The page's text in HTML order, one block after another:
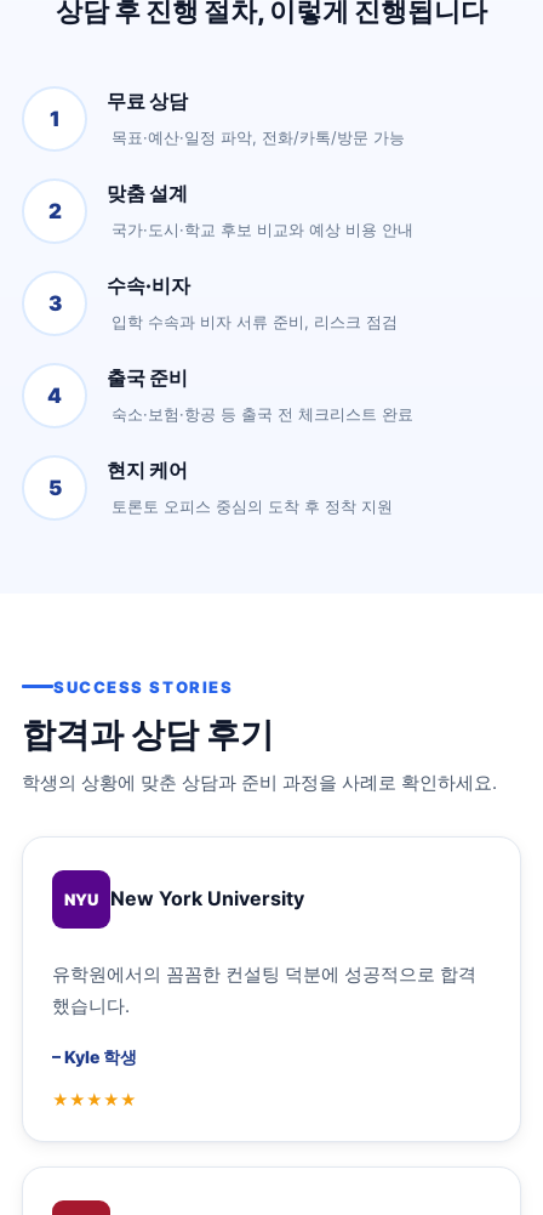
상담 후 진행 절차, 이렇게 진행됩니다
1
무료 상담
목표·예산·일정 파악, 전화/카톡/방문 가능
2
맞춤 설계
국가·도시·학교 후보 비교와 예상 비용 안내
3
수속·비자
입학 수속과 비자 서류 준비, 리스크 점검
4
출국 준비
숙소·보험·항공 등 출국 전 체크리스트 완료
5
현지 케어
토론토 오피스 중심의 도착 후 정착 지원
SUCCESS STORIES
합격과 상담 후기
학생의 상황에 맞춘 상담과 준비 과정을 사례로 확인하세요.
NYU New York University
유학원에서의 꼼꼼한 컨설팅 덕분에 성공적으로 합격
했습니다.
–Kyle 학생